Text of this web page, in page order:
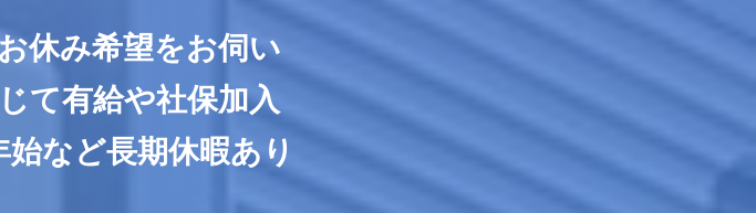
休み希望をお伺い
て有給や社保加入
始など長期休暇あり